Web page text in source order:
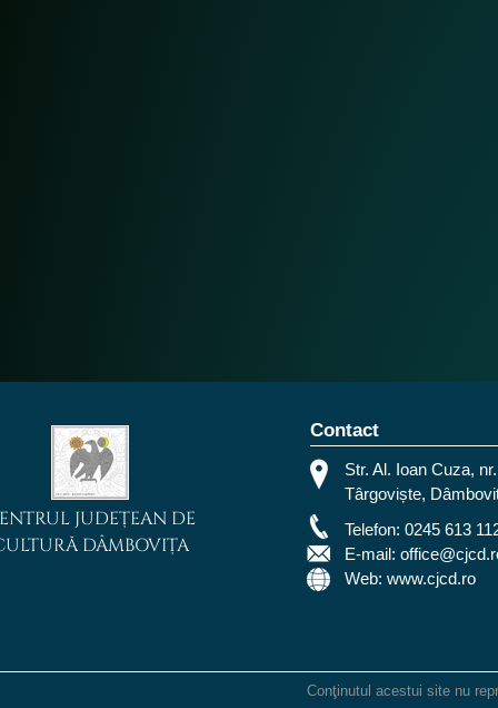
JUDEȚEAN DE
DÂMBOVIȚA
Contact
Telefon: 0245 613
E-mail:
Web: www.cjcd.ro
Str. Al. Ioan Cuza,
Târgoviște,
Conţinutul acestui site nu